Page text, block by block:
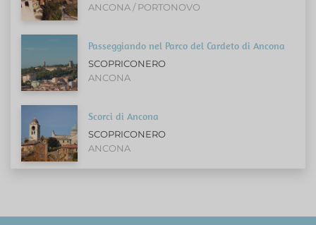
ANCONA / PORTONOVO
Passeggiando nel Parco del Cardeto di Ancona
SCOPRICONERO
ANCONA
Scorci di Ancona
SCOPRICONERO
ANCONA